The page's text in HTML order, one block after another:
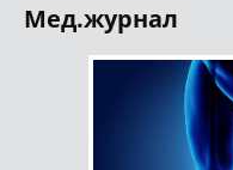
Мед.журнал